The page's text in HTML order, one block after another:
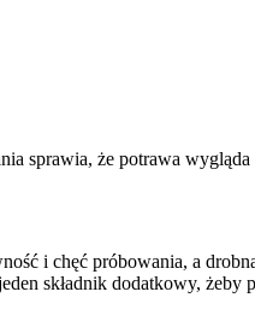
sprawia, że potrawa
i chęć próbowania, a
składnik dodatkowy, żeby